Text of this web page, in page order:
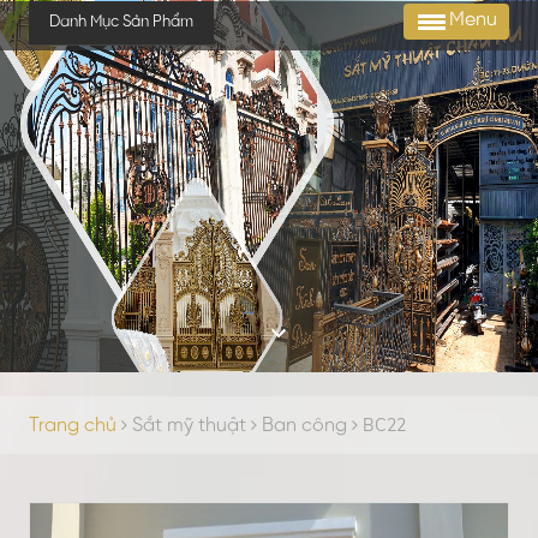
Danh Mục Sản Phẩm Menu
Trang chủ Sắt mỹ thuật Ban công BC22